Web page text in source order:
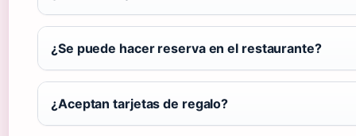
¿Se puede hacer reserva en el restaurante?
¿Aceptan tarjetas de regalo?